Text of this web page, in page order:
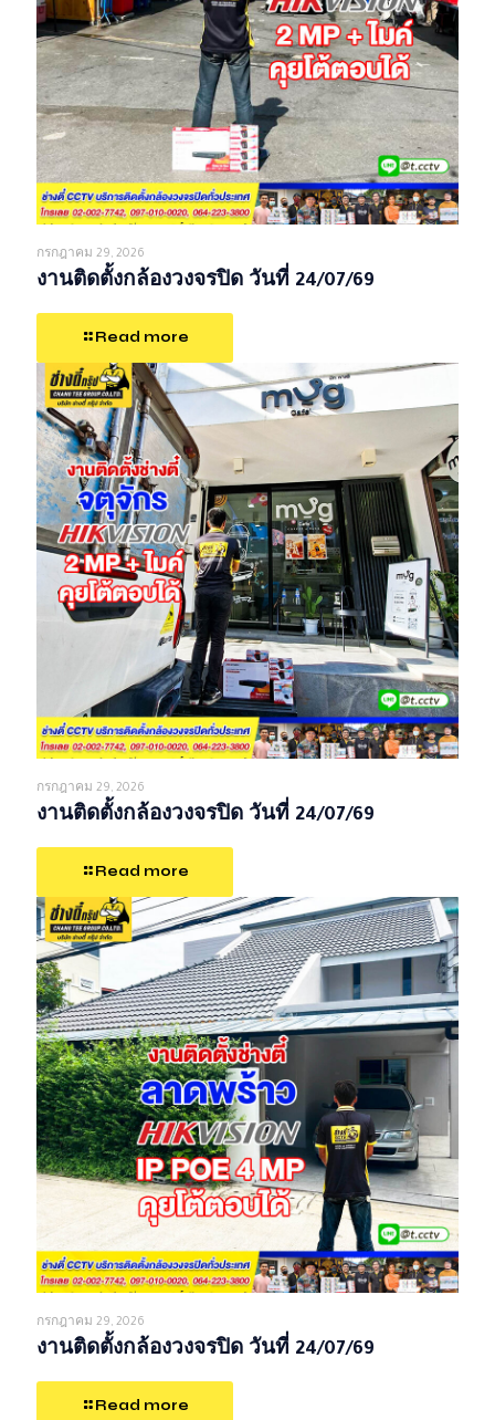
กรกฎาคม 29, 2026
งานติดตั้งกล้องวงจรปิด วันที่ 24/07/69
Read more
กรกฎาคม 29, 2026
งานติดตั้งกล้องวงจรปิด วันที่ 24/07/69
Read more
กรกฎาคม 29, 2026
งานติดตั้งกล้องวงจรปิด วันที่ 24/07/69
Read more